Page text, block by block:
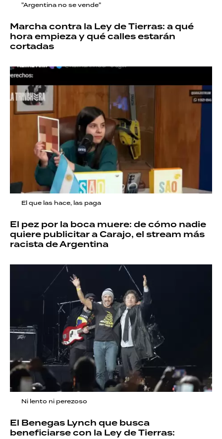
"Argentina no se vende"
Marcha contra la Ley de Tierras: a qué
hora empieza y qué calles estarán
cortadas
El que las hace, las paga
El pez por la boca muere: de cómo nadie
quiere publicitar a Carajo, el stream más
racista de Argentina
Ni lento ni perezoso
El Benegas Lynch que busca
beneficiarse con la Ley de Tierras: